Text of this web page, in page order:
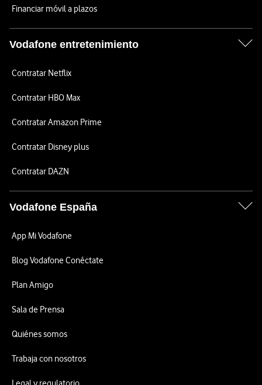
Financiar móvil a plazos
Vodafone entretenimiento
Contratar Netflix
Contratar HBO Max
Contratar Amazon Prime
Contratar Disney plus
Contratar DAZN
Vodafone España
App Mi Vodafone
Blog Vodafone Conéctate
Plan Amigo
Sala de Prensa
Quiénes somos
Trabaja con nosotros